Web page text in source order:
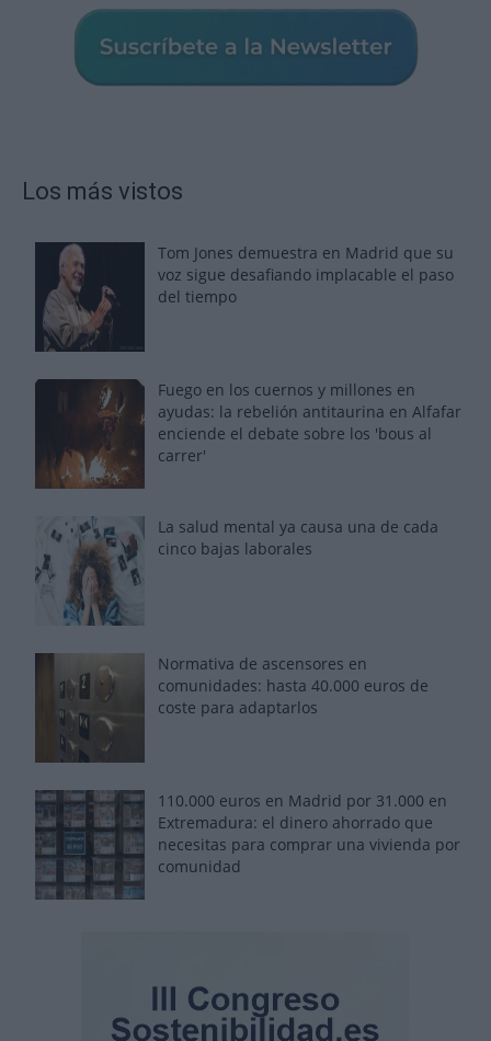
Los más vistos
Tom Jones demuestra en Madrid que su
voz sigue desafiando implacable el paso
del tiempo
Fuego en los cuernos y millones en
ayudas: la rebelión antitaurina en Alfafar
enciende el debate sobre los 'bous al
carrer'
La salud mental ya causa una de cada
cinco bajas laborales
Normativa de ascensores en
comunidades: hasta 40.000 euros de
coste para adaptarlos
110.000 euros en Madrid por 31.000 en
Extremadura: el dinero ahorrado que
necesitas para comprar una vivienda por
comunidad